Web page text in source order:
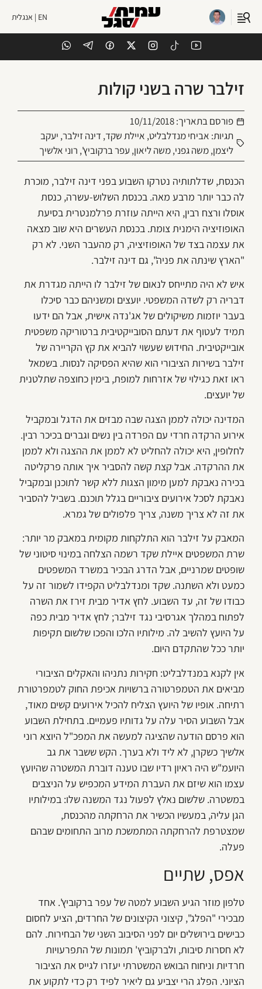
EN | אנגלית
זילבר שרה בשני קולות
פורסם בתאריך:10/11/2018
תגיות: אביחי מנדלבליט, איילת שקד, דינה זילבר, יעקב
ליצמן,משה גפני,משה ליאון,עפר ברקוביץ', רוני אלשיך
הכנסת, שדלתותיה נטרקו השבוע בפני דינה זילבר, מוכרת
לה כבר יותר מרבע מאה. בכנסת השלוש-עשרה, כנסת
אוסלו ורצח רבין, היא הייתה עוזרת פרלמנטרית בסיעת
האופוזיציה הימנית צומת. בכנסת העשרים היא שוב מצאה
את עצמה בצד של האופוזיציה, רק מהעבר השני. לא רק
"הארץ שינתה את פניה", גם דינה זילבר.
איש לא היה מתייחס לנאום של זילבר לו הייתה מגדרת את
דבריה רק לשדה המשפטי. יועצים ומשניהם כבר סיכלו
בעבר יוזמות משיקולים של אג'נדה אישית, אבל הם ידעו
תמיד לעטוף את דעתם הסובייקטיבית ברטוריקה משפטית
אובייקטיבית. החידוש שעשוי להביא את קץ הקריירה של
זילבר בשירות הציבורי הוא שהיא הפסיקה לנסות. בשמאל
ראו זאת כגילוי של אזרחות למופת, בימין כחוצפה שתלטנית
של יועצים.
המדינה יכולה לממן הצגה שבה מבזים את הדגל ובמקביל
אירוע הרקדה חרדי עם הפרדה בין נשים וגברים בכיכר רבין.
לחלופין, היא יכולה להחליט לא לממן את ההצגה ולא לממן
את ההרקדה. אבל קצת קשה להסביר איך אותה פרקליטה
בכירה נאבקת למען מימון הצגות ללא קשר לתוכנן ובמקביל
נאבקת לסכל אירועים ציבוריים בגלל תוכנם. בשביל להסביר
את זה לא צריך משנה, צריך פלפולים של גמרא.
המאבק על זילבר הוא התלקחות מקומית במאבק מר יותר:
שרת המשפטים איילת שקד רשמה הצלחה במינוי סיטוני של
שופטים שמרניים, אבל הדרג הבכיר במשרד המשפטים
כמעט ולא השתנה. שקד ומנדלבליט הקפידו לשמור זה על
כבודו של זה, עד השבוע. לחץ אדיר מבית זירז את השרה
לפתוח במהלך אגרסיבי נגד זילבר; לחץ אדיר מבית כפה
על היועץ להשיב לה. מילותיו הלכו והפכו שלשום תקיפות
יותר ככל שהתקדם היום.
אין לקנא במנדלבליט: חקירות נתניהו והאקלים הציבורי
מביאים את הטמפרטורה ברשויות אכיפת החוק לטמפרטורת
רתיחה. אופיו של היועץ הצליח להכיל אירועים קשים מאוד,
אבל השבוע הסיר עלה על גדותיו פעמיים. בתחילת השבוע
הוא פרסם הודעה שהציגה למעשה את המפכ"ל היוצא רוני
אלשיך כשקרן, לא ליד ולא בערך. הקש ששבר את גב
היועמ"ש היה ראיון רדיו שבו טענה דוברת המשטרה שהיועץ
עצמו הוא שיזם את העברת המידע המכפיש על הניצבים
במשטרה. שלשום נאלץ לפעול נגד המשנה שלו: במילותיו
הגן עליה, במעשיו הכשיר את הרחקתה מהכנסת,
שמצטרפת להרחקתה המתמשכת מרוב התחומים שבהם
פעלה.
אפס, שתיים
טלפון מוזר הגיע השבוע למטה של עפר ברקוביץ'. אחד
מבכירי "הפלג", קיצוני הקיצונים של החרדים, הציע לחסום
כבישים בירושלים יום לפני הסיבוב השני של הבחירות. להם
לא חסרות סיבות, ולברקוביץ' תמונות של התפרעויות
חרדיות וניחוח הבואש המשטרתי יעזרו לגייס את הציבור
הציוני. הפלג הרי יצביע גם ליאיר לפיד רק כדי לתקוע את